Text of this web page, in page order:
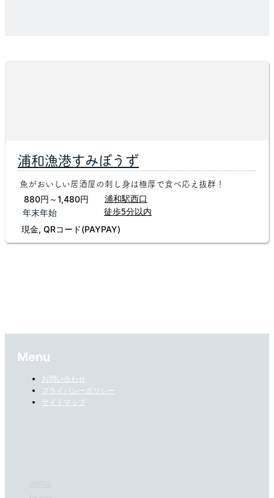
浦和漁港すみぼうず
魚がおいしい居酒屋の刺し身は極厚で食べ応え抜群！
880円～1,480円
年末年始
浦和駅西口
徒歩5分以内
現金, QRコード(PAYPAY)
Menu
お問い合わせ
プライバシーポリシー
サイトマップ